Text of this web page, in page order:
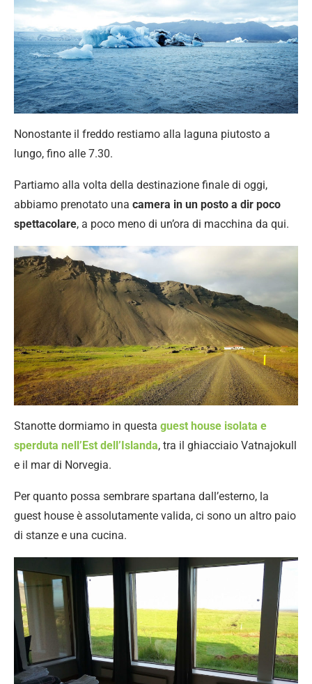
Nonostante il freddo restiamo alla laguna piutosto a
lungo, fino alle 7.30.
Partiamo alla volta della destinazione finale di oggi,
abbiamo prenotato una camera in un posto a dir poco
spettacolare, a poco meno di un’ora di macchina da qui.
Stanotte dormiamo in questa guest house isolata e
sperduta nell’Est dell’Islanda, tra il ghiacciaio Vatnajokull
e il mar di Norvegia.
Per quanto possa sembrare spartana dall’esterno, la
guest house è assolutamente valida, ci sono un altro paio
di stanze e una cucina.